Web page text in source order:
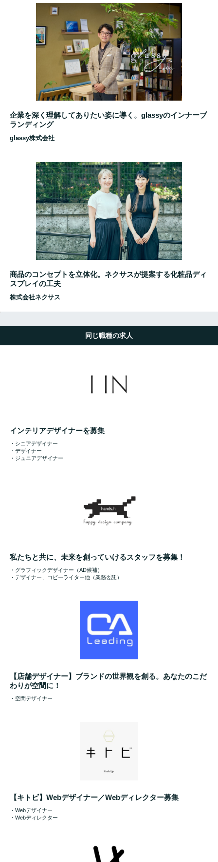
企業を深く理解してありたい姿に導く。glassyのインナーブ
ランディング
glassy株式会社
商品のコンセプトを立体化。ネクサスが提案する化粧品ディ
スプレイの工夫
株式会社ネクサス
同じ職種の求人
インテリアデザイナーを募集
・シニアデザイナー
・デザイナー
・ジュニアデザイナー
私たちと共に、未来を創っていけるスタッフを募集！
・グラフィックデザイナー（AD候補）
・デザイナー、コピーライター他（業務委託）
【店舗デザイナー】ブランドの世界観を創る。あなたのこだ
わりが空間に！
・空間デザイナー
【キトビ】Webデザイナー／Webディレクター募集
・Webデザイナー
・Webディレクター